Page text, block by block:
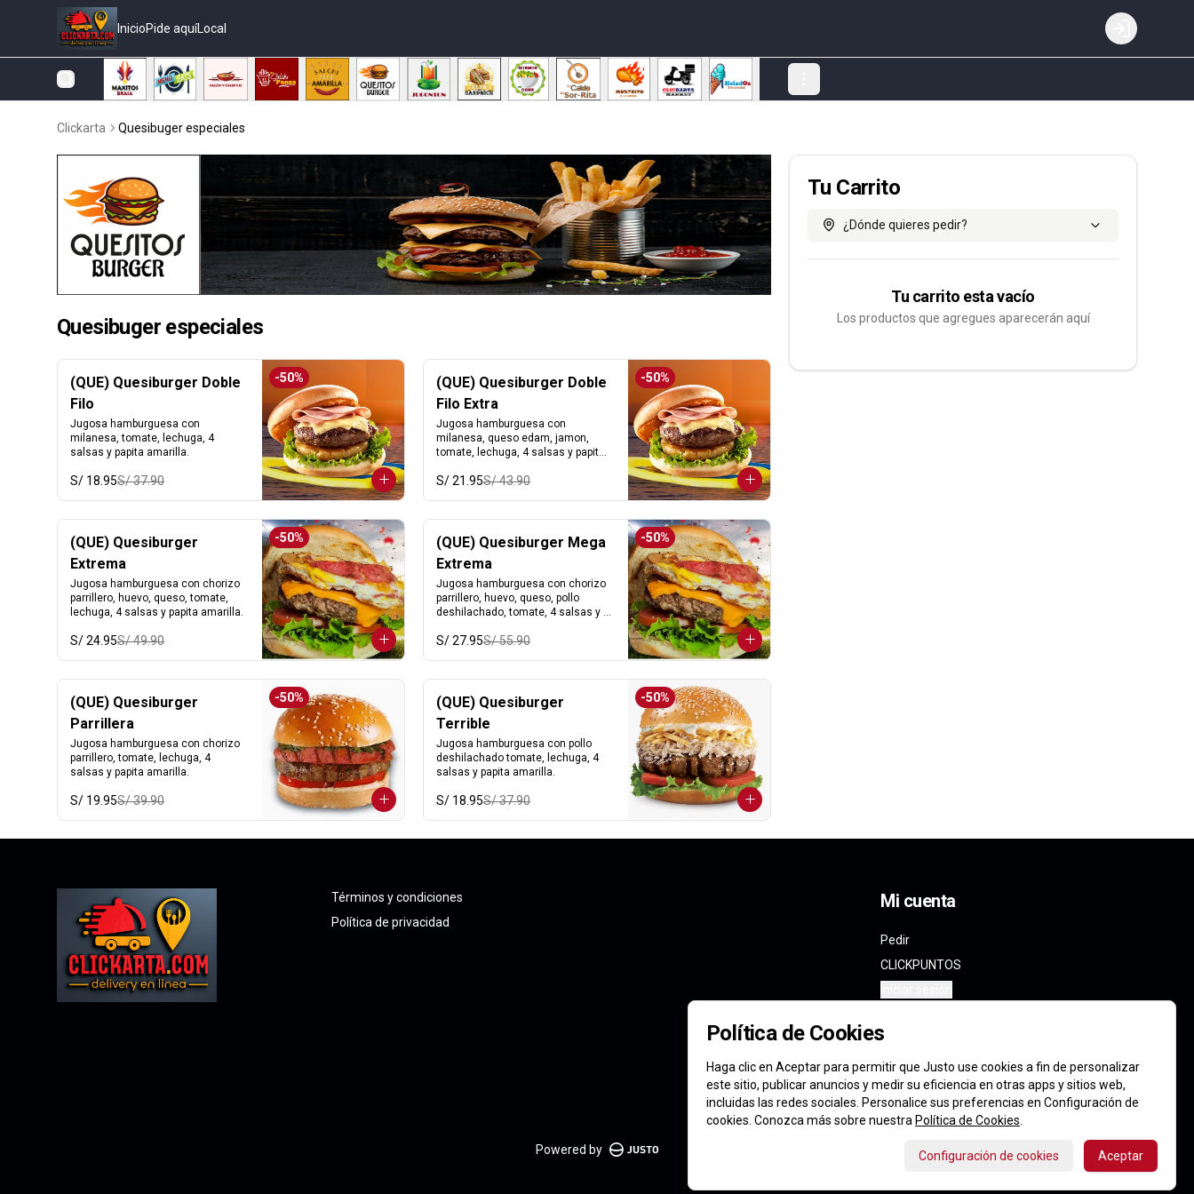
InicioPide aquíLocal
Login
Clickarta Quesibuger especiales
Quesibuger especiales
-50%
(QUE) Quesiburger Doble
Filo
Jugosa hamburguesa con
milanesa, tomate, lechuga, 4
salsas y papita amarilla.
S/ 18.95S/ 37.90
-50%
(QUE) Quesiburger Doble
Filo Extra
Jugosa hamburguesa con
milanesa, queso edam, jamon,
tomate, lechuga, 4 salsas y papita
S/ 21.95S/ 43.90
-50%
(QUE) Quesiburger
Extrema
Jugosa hamburguesa con chorizo
parrillero, huevo, queso, tomate,
lechuga, 4 salsas y papita amarilla.
S/ 24.95S/ 49.90
-50%
(QUE) Quesiburger Mega
Extrema
Jugosa hamburguesa con chorizo
parrillero, huevo, queso, pollo
deshilachado, tomate, 4 salsas y
S/ 27.95S/ 55.90
-50%
(QUE) Quesiburger
Parrillera
Jugosa hamburguesa con chorizo
parrillero, tomate, lechuga, 4
salsas y papita amarilla.
S/ 19.95S/ 39.90
-50%
(QUE) Quesiburger
Terrible
Jugosa hamburguesa con pollo
deshilachado tomate, lechuga, 4
salsas y papita amarilla.
S/ 18.95S/ 37.90
Tu Carrito
¿Dónde quieres pedir?
Tu carrito esta vacío
Los productos que agregues aparecerán aquí
Términos y condiciones
Política de privacidad
Mi cuenta
Pedir
CLICKPUNTOS
Powered by
Política de Cookies
Haga clic en Aceptar para permitir que Justo use cookies a fin de personalizar
este sitio, publicar anuncios y medir su eficiencia en otras apps y sitios web,
incluidas las redes sociales. Personalice sus preferencias en Configuración de
cookies. Conozca más sobre nuestra Política de Cookies
Configuración de cookies Aceptar